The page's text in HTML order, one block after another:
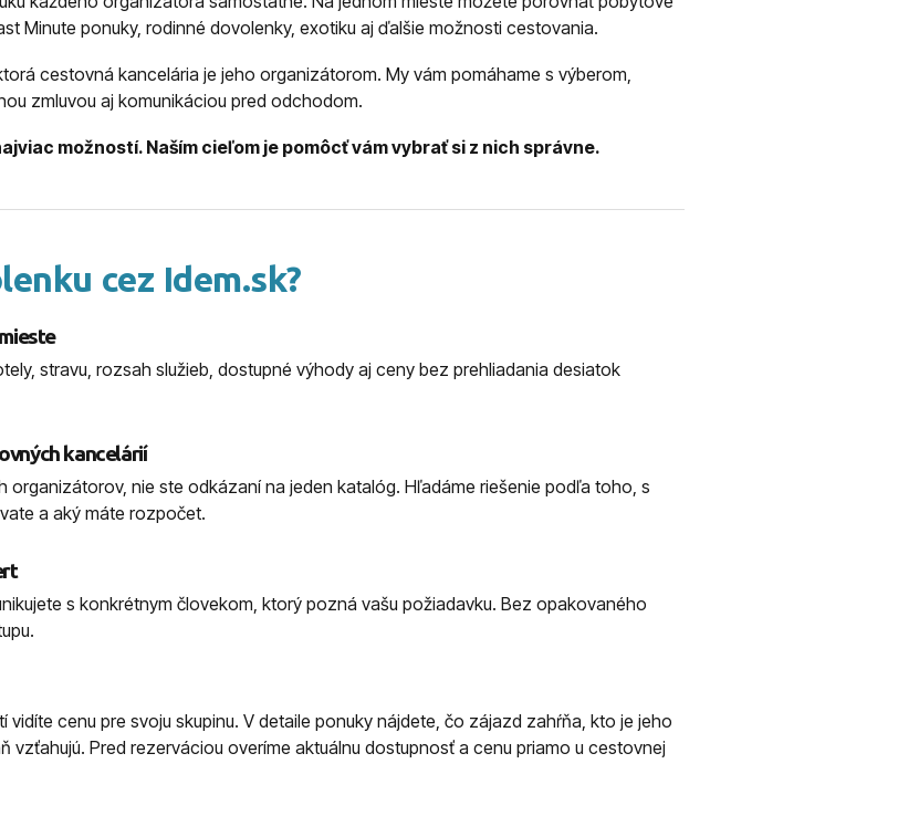
Minute ponuky, rodinné dovolenky, exotiku aj ďalšie možnosti cestovania.
cestovná kancelária je jeho organizátorom. My vám pomáhame s výberom,
zmluvou aj komunikáciou pred odchodom.
možností. Naším cieľom je pomôcť vám vybrať si z nich správne.
cez Idem.sk?
stravu, rozsah služieb, dostupné výhody aj ceny bez prehliadania desiatok
kancelárií
organizátorov, nie ste odkázaní na jeden katalóg. Hľadáme riešenie podľa toho, s
a aký máte rozpočet.
s konkrétnym človekom, ktorý pozná vašu požiadavku. Bez opakovaného
cenu pre svoju skupinu. V detaile ponuky nájdete, čo zájazd zahŕňa, kto je jeho
vzťahujú. Pred rezerváciou overíme aktuálnu dostupnosť a cenu priamo u cestovnej